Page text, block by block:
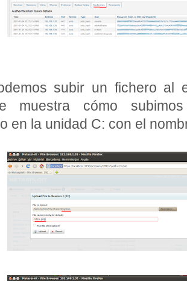
subir un fichero al
muestra cómo
en la unidad C: con el